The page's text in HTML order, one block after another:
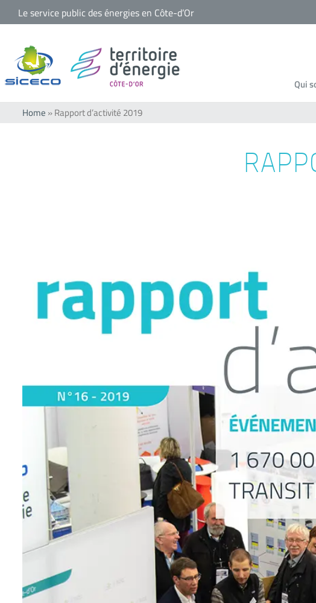
Passer
contenu
Le service public des énergies en Côte-d’Or
Qui
Home »Rapport d’activité 2019
l'image